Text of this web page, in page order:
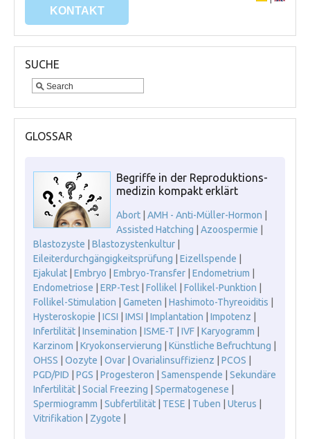
KONTAKT
SUCHE
GLOSSAR
Begriffe in der Reproduktions-
medizin kompakt erklärt
Abort AMH - Anti-Müller-Hormon
Assisted Hatching
Azoospermie
Blastozyste
Blastozystenkultur
Eileiterdurchgängigkeitsprüfung
Eizellspende
Ejakulat
Embryo Embryo-Transfer Endometrium
Endometriose
ERP-Test Follikel Follikel-Punktion
Follikel-Stimulation
Gameten Hashimoto-Thyreoiditis
Hysteroskopie
ICSI IMSI Implantation Impotenz
Infertilität
Insemination ISME-T IVF Karyogramm
Karzinom
Kryokonservierung Künstliche Befruchtung
OHSS
Oozyte Ovar Ovarialinsuffizienz PCOS
PGD/PID
PGS Progesteron Samenspende
Sekundäre
Infertilität
Social Freezing Spermatogenese
Spermiogramm
Subfertilität TESE Tuben Uterus
Vitrifikation
Zygote